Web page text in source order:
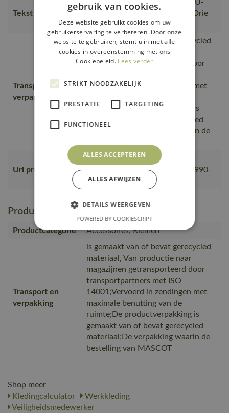
Tekst usp
Nikkelvrije gesp voldoen aan EU-
eisen., Zeer sterk, 100% leer., Drie
lengtematen.
Transport en
verpakking
is gemaakt van of bevat gerecycled
materiaal, Van productie naar
magazijnen getransporteerd door
14001;Vervoerd in zendingen met
ruimte;De productverpakking is
gemaakt van of bevat gerecycled
materiaal;De verpakking waarin de
Url product pdf
https://mascotsitecore-
1ccb8.kxcdn.com/pdf/50081-990-
09-nl.pdf
Productie en verpakking
Productcategorie Accessoires, Riemen
Transport en
verpakking
is gemaakt van of bevat gerecycled
materiaal, Van productie naar
magazijnen getransporteerd door
transportpartners met ISO
14001;Vervoerd in zendingen met
maximale benutting van de
ruimte;De productverpakking is
gemaakt van of bevat gerecycled
materiaal;De verpakking waarin de
bestelling van MASCOT
Shop meer
Kledingcalculator
Werkkleding
Veiligheidsmedewerker
gebruik van cookies.
Deze website gebruikt cookies om uw
gebruikerservaring te verbeteren. Door onze
website te gebruiken, stemt u in met alle
cookies in overeenstemming met ons
Cookiebeleid. Lees verder
STRIKT NOODZAKELIJK
PRESTATIE TARGETING
FUNCTIONEEL
ALLES ACCEPTEREN
ALLES AFWIJZEN
DETAILS WEERGEVEN
POWERED BY COOKIESCRIPT